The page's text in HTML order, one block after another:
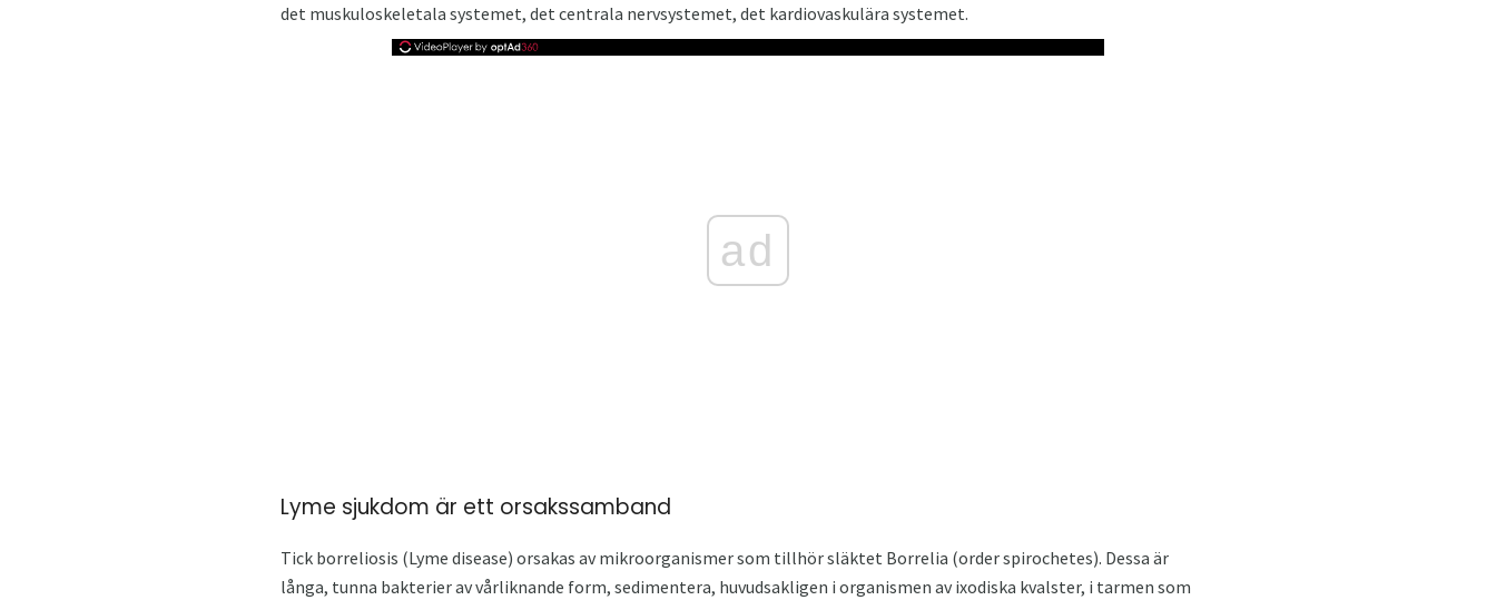
det muskuloskeletala systemet, det centrala nervsystemet, det kardiovaskulära systemet.
ad
Lyme sjukdom är ett orsakssamband
Tick ​​borreliosis (Lyme disease) orsakas av mikroorganismer som tillhör släktet Borrelia (order spirochetes). Dessa är
långa, tunna bakterier av vårliknande form, sedimentera, huvudsakligen i organismen av ixodiska kvalster, i tarmen som